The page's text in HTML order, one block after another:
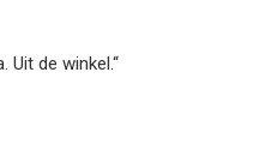
Uit de winkel.“